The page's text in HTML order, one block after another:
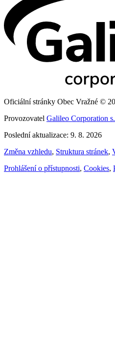
Oficiální stránky Obec Vražné ©
Provozovatel Galileo Corporation
Poslední aktualizace: 9. 8. 2026
Změna vzhledu, Struktura stránek,
Prohlášení o přístupnosti, Cookies,